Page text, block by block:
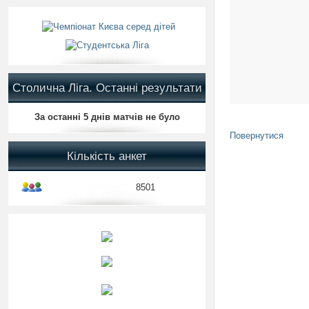
Столична Ліга. Останні результати
За останні 5 днів матчів не було
Кількість анкет
8501
Повернутися